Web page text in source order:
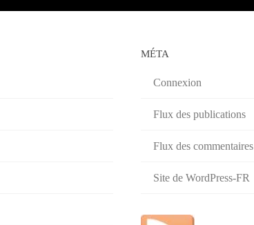
MÉTA
Connexion
Flux des publications
Flux des commentaires
Site de WordPress-FR